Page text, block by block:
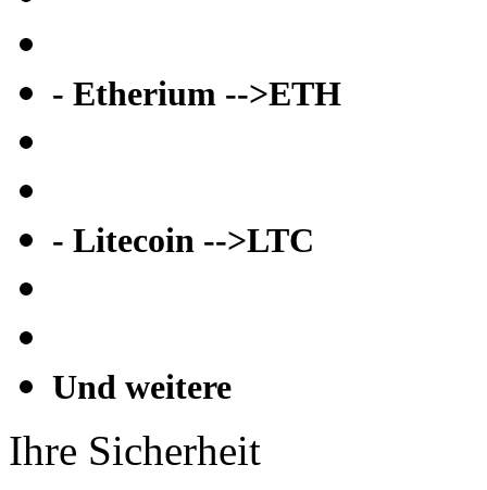
- Etherium -->ETH
- Litecoin -->LTC
Und weitere
Ihre Sicherheit